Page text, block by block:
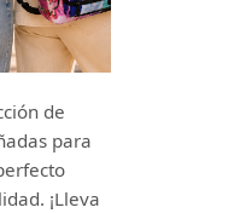
de
para
¡Lleva